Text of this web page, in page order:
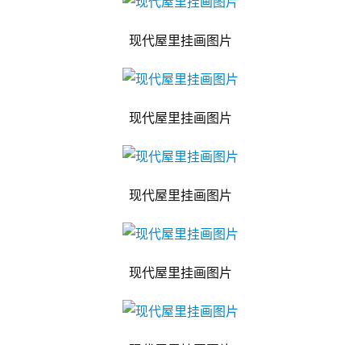
现代屋里挂画图片
现代屋里挂画图片
现代屋里挂画图片
现代屋里挂画图片